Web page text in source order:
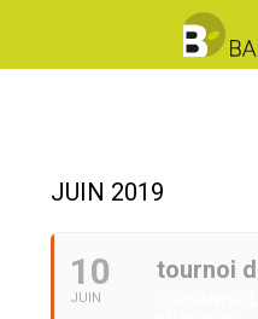
JUIN 2019
10
JUIN
tournoi